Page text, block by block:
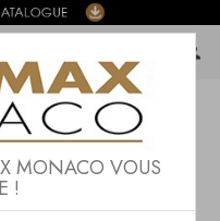
MONACO VOUS
!